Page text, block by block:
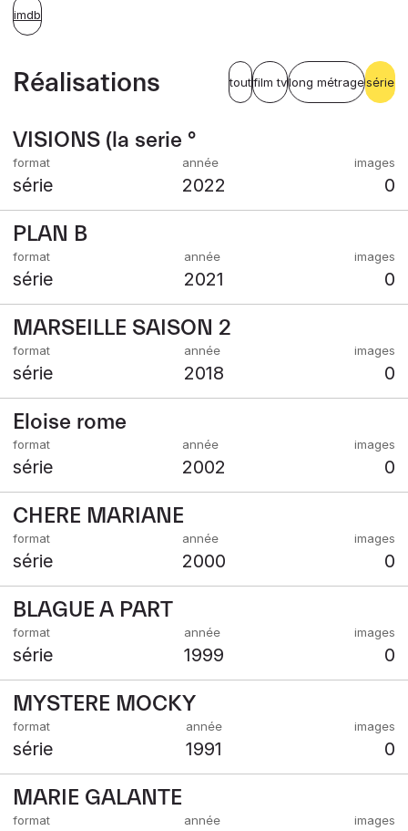
imdb
Réalisations toutfilm tvlong métragesérie
VISIONS (la serie °
série 2022 0
PLAN B
série 2021 0
MARSEILLE SAISON 2
série 2018 0
Eloise rome
série 2002 0
CHERE MARIANE
série 2000 0
BLAGUE A PART
série 1999 0
MYSTERE MOCKY
série 1991 0
MARIE GALANTE